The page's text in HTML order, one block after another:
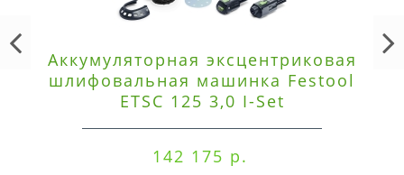
Аккумуляторная эксцентриковая
шлифовальная машинка Festool
ETSC 125 3,0 I-Set
142 175 р.